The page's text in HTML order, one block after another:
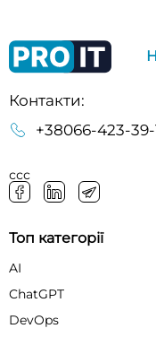
Контакти:
+38066-423-39-
ссс
Топ категорії
AI
ChatGPT
DevOps